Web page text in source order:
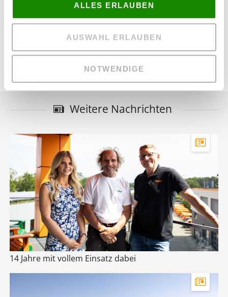
ALLES ERLAUBEN
AUSWAHL ERLAUBEN
NOTWENDIGE
Weitere Nachrichten
14 Jahre mit vollem Einsatz dabei